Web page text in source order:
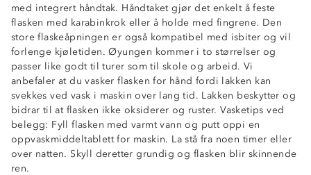
med integrert håndtak. Håndtaket gjør det enkelt å feste
flasken med karabinkrok eller å holde med fingrene. Den
store flaskeåpningen er også kompatibel med isbiter og vil
forlenge kjøletiden. Øyungen kommer i to størrelser og
passer like godt til turer som til skole og arbeid. Vi
anbefaler at du vasker flasken for hånd fordi lakken kan
svekkes ved vask i maskin over lang tid. Lakken beskytter og
bidrar til at flasken ikke oksiderer og ruster. Vasketips ved
belegg: Fyll flasken med varmt vann og putt oppi en
oppvaskmiddeltablett for maskin. La stå fra noen timer eller
over natten. Skyll deretter grundig og flasken blir skinnende
ren.
Størrelse: 23 x 7,3cm
Dobbeltvegg isolert flaske i rustfritt stål
Ekstra vid flaskeåpning, diameter: 5,5cm
Fliplokk med integrert håndtak
Karabinkrok medfølger ikke